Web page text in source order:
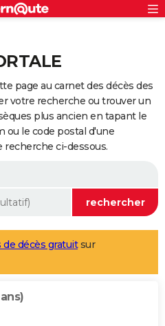
page au carnet des décès des
votre recherche ou trouver un
plus ancien en tapant le
ou le code postal d'une
ci-dessous.
de décès gratuitsur